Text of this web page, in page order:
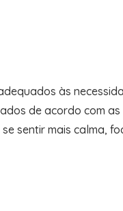
às
de acordo com
sentir mais calma,